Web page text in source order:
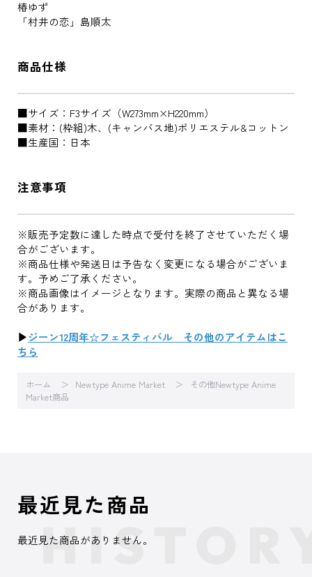
椿ゆず
「村井の恋」島順太
商品仕様
■サイズ：F3サイズ（W273mm×H220mm）
■素材：(枠組)木、(キャンバス地)ポリエステル&コットン
■生産国：日本
注意事項
※販売予定数に達した時点で受付を終了させていただく場
合がございます。
※商品仕様や発送日は予告なく変更になる場合がございま
す。予めご了承ください。
※商品画像はイメージとなります。実際の商品と異なる場
合があります。
▶ジーン12周年☆フェスティバル その他のアイテムはこ
ちら
ホーム Newtype Anime Market
その他Newtype Anime
Market商品
最近見た商品
最近見た商品がありません。